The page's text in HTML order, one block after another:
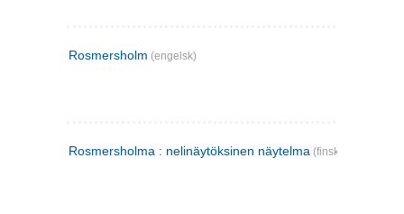
Rosmersholm (engelsk)
Rosmersholma : nelinäytöksinen näytelma (finsk)